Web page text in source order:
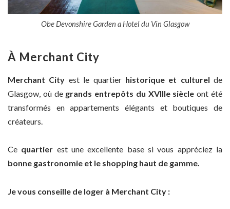
Obe Devonshire Garden a Hotel du Vin Glasgow
À Merchant City
Merchant City est le quartier historique et culturel de
Glasgow, où de grands entrepôts du XVIIIe siècle ont été
transformés en appartements élégants et boutiques de
créateurs.
Ce quartier est une excellente base si vous appréciez la
bonne gastronomie et le shopping haut de gamme.
Je vous conseille de loger à Merchant City :